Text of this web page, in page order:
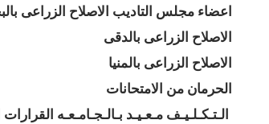
اعضاء مجلس التاديب الاصلاح الزراعى
الاصلاح الزراعى بالدقى
الاصلاح الزراعى بالمنيا
الحرمان من الامتحانات
الـتـكـلـيـف مـعـيـد بـالـجـامـعـه